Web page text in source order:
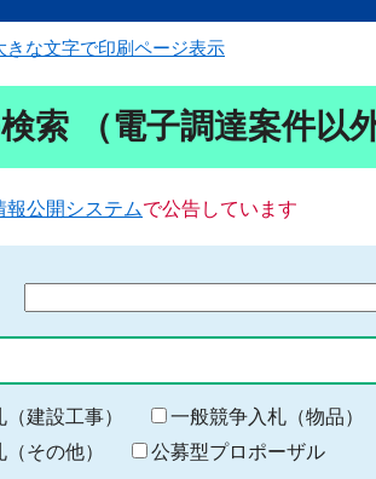
きな文字で印刷ページ表示
索 （電子調達案件以外
報公開システムで公告しています
る
キ
ー
建設工事） 一般競争入札（物品）
その他）
公募型プロポーザル